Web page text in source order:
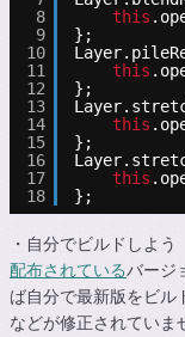
8
9
10
11
12
13
14
15
16
17
18
this
};
this
};
this
};
this
};
・自分でビルドしよう
配布されているバージ
ば自分で最新版をビル
などが修正されていま